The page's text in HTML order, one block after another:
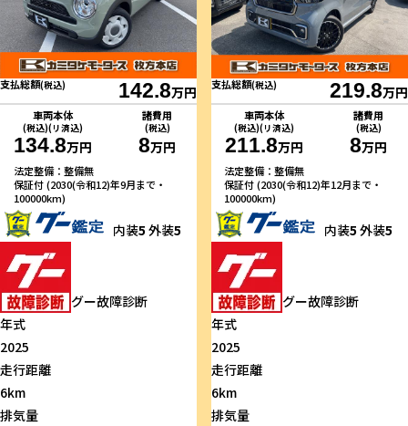
支払総額(税込) 142.8万円
車両本体
(税込)(リ済込)
134.8万円
諸費用
(税込)
8万円
法定整備：整備無
保証付 (2030(令和12)年9月まで・
100000km)
内装5 外装5
グー故障診断
年式
2025
走行距離
6km
排気量
支払総額(税込) 219.8万円
車両本体
(税込)(リ済込)
211.8万円
諸費用
(税込)
8万円
法定整備：整備無
保証付 (2030(令和12)年12月まで・
100000km)
内装5 外装5
グー故障診断
年式
2025
走行距離
6km
排気量